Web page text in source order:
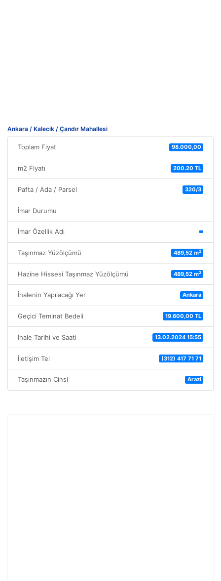
Ankara / Kalecik / Çandır Mahallesi
Toplam Fiyat 98.000,00
m2 Fiyatı 200.20 TL
Pafta / Ada / Parsel 320/3
İmar Durumu
İmar Özellik Adı
Taşınmaz Yüzölçümü 489,52 m2
Hazine Hissesi Taşınmaz Yüzölçümü 489,52 m2
İhalenin Yapılacağı Yer Ankara
Geçici Teminat Bedeli 19.600,00 TL
İhale Tarihi ve Saati 13.02.2024 15:55
İletişim Tel (312) 417 71 71
Taşınmazın Cinsi Arazi